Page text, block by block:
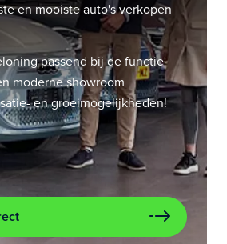
en mooiste auto's verkopen
passend bij de functie
moderne showroom
en groeimogelijkheden!